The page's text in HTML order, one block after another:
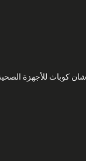
© ٢٠٢٦ شركة فوشان كوباث للأجهزة